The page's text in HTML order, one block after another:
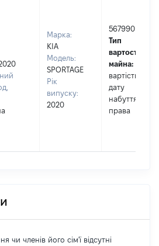
Марка:
KIA
Модель:
SPORTAGE
Рік
випуску:
2020
567990
Тип
вартості
майна:
вартість на
дату
набуття
права
чи членів його сім'ї відсутні